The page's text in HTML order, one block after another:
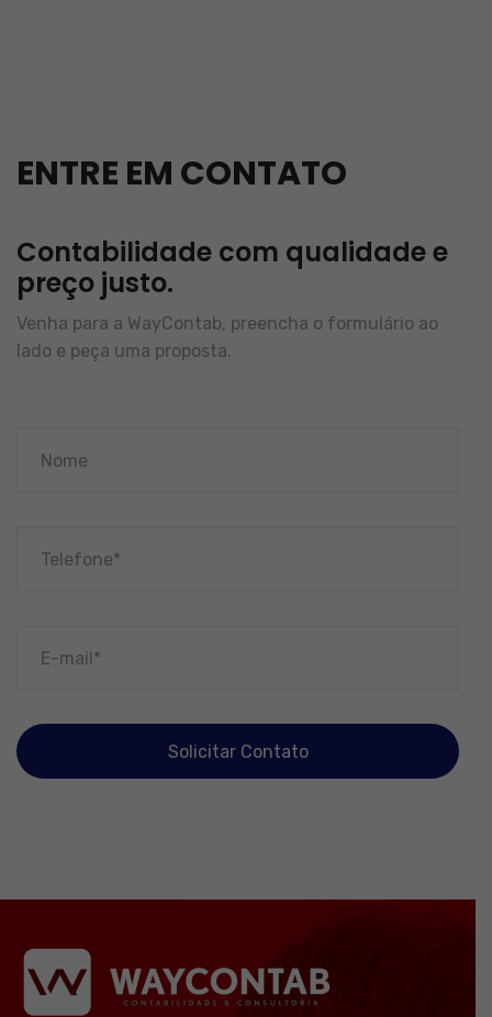
ENTRE EM CONTATO
Contabilidade com qualidade e
preço justo.
Venha para a WayContab, preencha o formulário ao
lado e peça uma proposta.